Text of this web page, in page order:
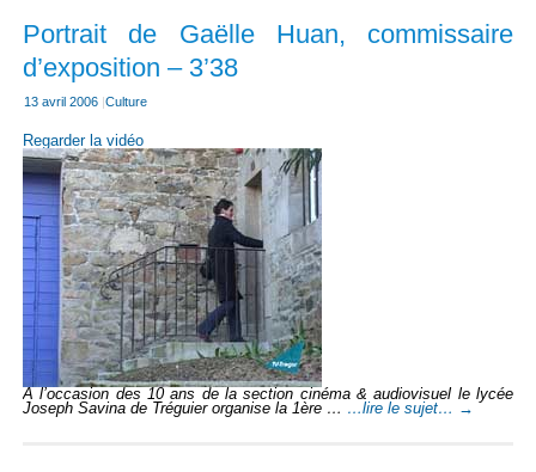
Portrait de Gaëlle Huan, commissaire
d’exposition – 3’38
13 avril 2006 |Culture
Regarder la vidéo
A l’occasion des 10 ans de la section cinéma & audiovisuel le lycée
Joseph Savina de Tréguier organise la 1ère … …lire le sujet… →